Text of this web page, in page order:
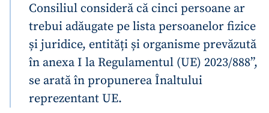
Consiliul consideră că cinci persoane ar
trebui adăugate pe lista persoanelor fizice
și juridice, entități și organisme prevăzută
în anexa I la Regulamentul (UE) 2023/888”,
se arată în propunerea Înaltului
reprezentant UE.